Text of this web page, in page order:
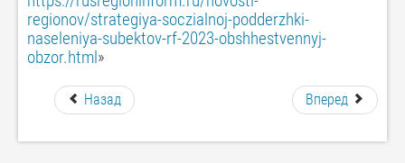
regionov/strategiya-soczialnoj-podderzhki-
naseleniya-subektov-rf-2023-obshhestvennyj-
obzor.html»
Назад Вперед